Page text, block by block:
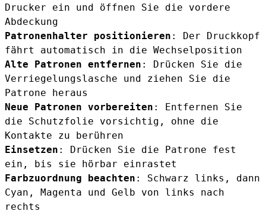
Drucker ein und öffnen Sie die vordere
Abdeckung
Patronenhalter positionieren : Der Druckkopf
fährt automatisch in die Wechselposition
Alte Patronen entfernen : Drücken Sie die
Verriegelungslasche und ziehen Sie die
Patrone heraus
Neue Patronen vorbereiten : Entfernen Sie
die Schutzfolie vorsichtig, ohne die
Kontakte zu berühren
Einsetzen : Drücken Sie die Patrone fest
ein, bis sie hörbar einrastet
Farbzuordnung beachten : Schwarz links, dann
Cyan, Magenta und Gelb von links nach
rechts